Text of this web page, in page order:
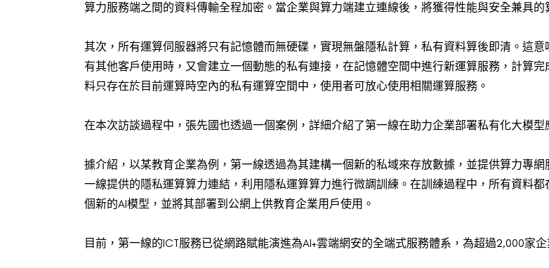
算力服務端之間的資料傳輸全程加密。當企業與算力端建立連線後，將獲得性能與安全兼具
其次，所有運算伺服器將只有記憶體而無硬碟，實現無盤隱私計算，私有資料算後即清。這
有其他客戶使用時，又會建立一個動態的私有連接，在記憶體空間中進行新運算服務，計算
料只存在於目前運算時空內的私有運算空間中，使用者可放心使用相關運算服務。
在本次訪談過程中，張先國也透過一個案例，詳細介紹了第一線在助力企業部署私有化大模型
據介紹，以某教育企業為例，第一線透過為其建構一個新的私域來存放數據，並提供算力專
一線提供的隱私運算算力連結，利用隱私運算算力進行微調訓練。在訓練過程中，所有資料
個新的AI模型，並將其部署到公網上供教育企業用戶使用。
目前，第一線的ICT服務已從網路賦能演進為AI+雲端網安的全端式服務體系，為超過2,000家企